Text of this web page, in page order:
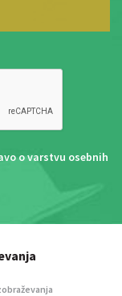
o varstvu osebnih